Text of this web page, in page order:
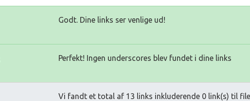
Godt. Dine links ser venlige ud!
Perfekt! Ingen underscores blev fundet i dine links
Vi fandt et total af 13 links inkluderende 0 link(s) til